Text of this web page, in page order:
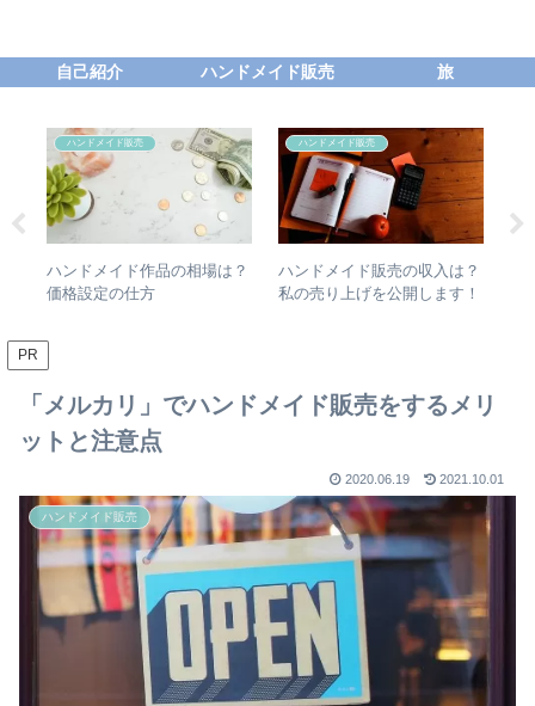
自己紹介 ハンドメイド販売 旅
ハンドメイド販売
ハンドメイドが売れない“本
当の理由”と改善すべき4つの
ハンドメイド販売
ハンドメイド販売【売り上げ
報告まとめ】
PR
「メルカリ」でハンドメイド販売をするメリ
ットと注意点
2020.06.19 2021.10.01
ハンドメイド販売